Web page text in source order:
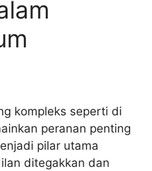
kompleks seperti di
peranan penting
pilar utama
ditegakkan dan